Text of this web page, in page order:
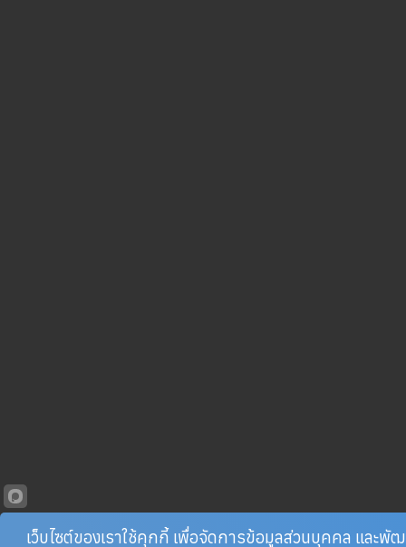
เว็บไซต์ของเราใช้คุกกี้ เพื่อจัดการข้อมูลส่วนบุคคล และ